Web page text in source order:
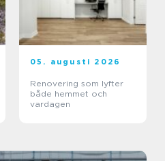
05. augusti 2026
Renovering som lyfter
både hemmet och
vardagen